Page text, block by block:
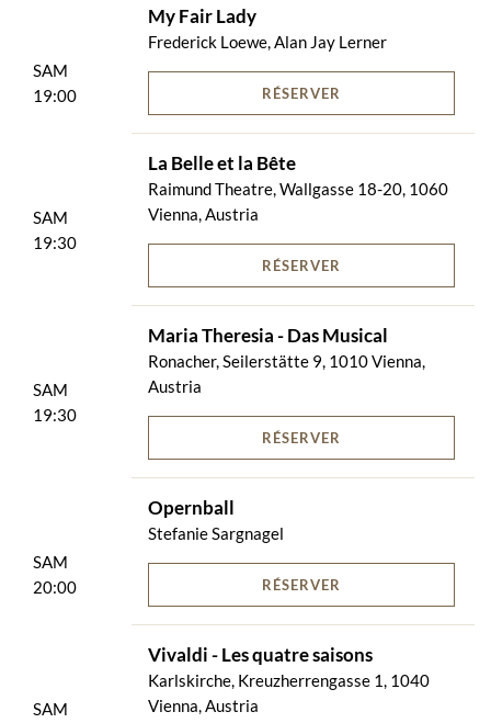
SAM
19:00
My Fair Lady
Frederick Loewe, Alan Jay Lerner
RÉSERVER
SAM
19:30
La Belle et la Bête
Raimund Theatre, Wallgasse 18-20, 1060
Vienna, Austria
RÉSERVER
SAM
19:30
Maria Theresia - Das Musical
Ronacher, Seilerstätte 9, 1010 Vienna,
Austria
RÉSERVER
SAM
20:00
Opernball
Stefanie Sargnagel
RÉSERVER
SAM
Vivaldi - Les quatre saisons
Karlskirche, Kreuzherrengasse 1, 1040
Vienna, Austria